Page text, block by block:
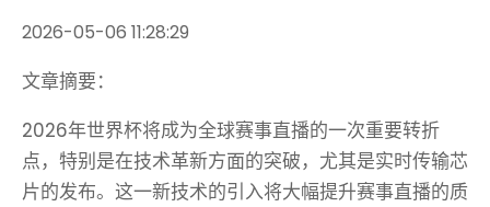
2026-05-06 11:28:29
文章摘要：
2026年世界杯将成为全球赛事直播的一次重要转折
点，特别是在技术革新方面的突破，尤其是实时传输芯
片的发布。这一新技术的引入将大幅提升赛事直播的质